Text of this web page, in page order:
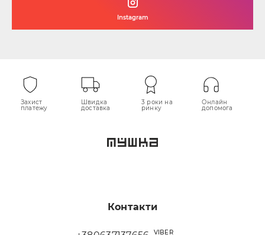
Instagram
Захист
платежу
Швидка
доставка
3 роки на
ринку
Онлайн
допомога
Контакти
VIBER